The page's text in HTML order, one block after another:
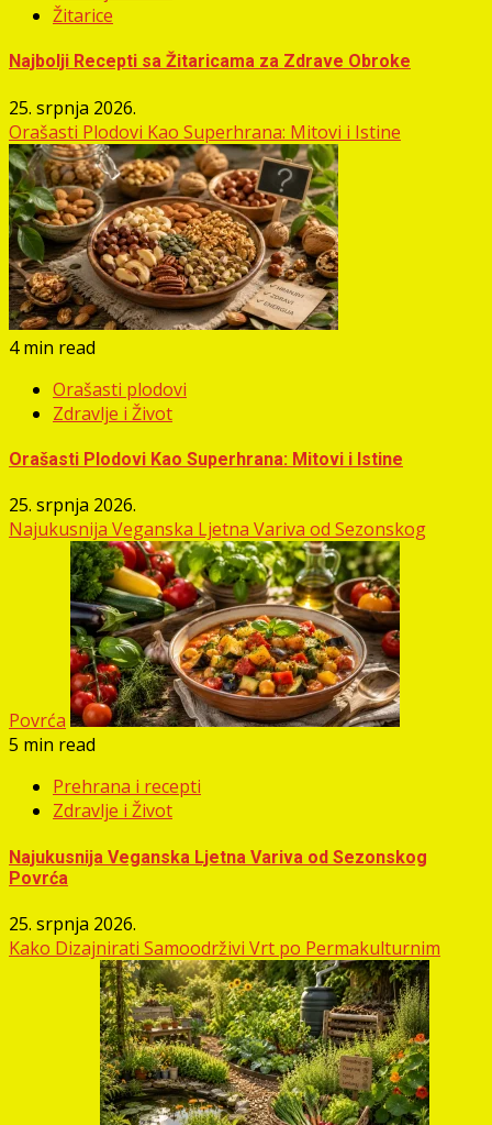
Žitarice
Najbolji Recepti sa Žitaricama za Zdrave Obroke
25. srpnja 2026.
Orašasti Plodovi Kao Superhrana: Mitovi i Istine
4 min read
Orašasti plodovi
Zdravlje i Život
Orašasti Plodovi Kao Superhrana: Mitovi i Istine
25. srpnja 2026.
Najukusnija Veganska Ljetna Variva od Sezonskog
Povrća
5 min read
Prehrana i recepti
Zdravlje i Život
Najukusnija Veganska Ljetna Variva od Sezonskog
Povrća
25. srpnja 2026.
Kako Dizajnirati Samoodrživi Vrt po Permakulturnim